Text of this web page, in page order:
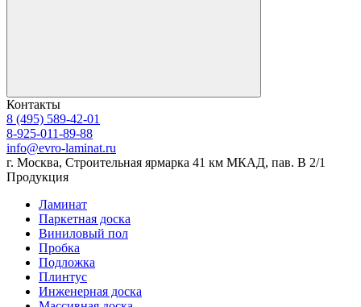
Контакты
8 (495) 589-42-01
8-925-011-89-88
info@evro-laminat.ru
г. Москва, Строительная ярмарка 41 км МКАД, пав. В 2/1
Продукция
Ламинат
Паркетная доска
Виниловый пол
Пробка
Подложка
Плинтус
Инженерная доска